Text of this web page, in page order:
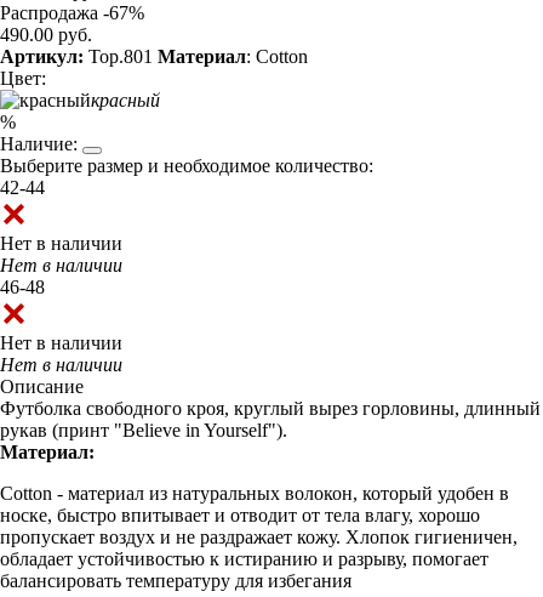
Распродажа -67%
490.00 руб.
Артикул: Top.801 Материал: Cotton
Цвет:
красный
%
Наличие:
Выберите размер и необходимое количество:
42-44
Нет в наличии
Нет в наличии
46-48
Нет в наличии
Нет в наличии
Описание
Футболка свободного кроя, круглый вырез горловины, длинный
рукав (принт "Believe in Yourself").
Материал:
Cotton - материал из натуральных волокон, который удобен в
носке, быстро впитывает и отводит от тела влагу, хорошо
пропускает воздух и не раздражает кожу. Хлопок гигиеничен,
обладает устойчивостью к истиранию и разрыву, помогает
балансировать температуру для избегания